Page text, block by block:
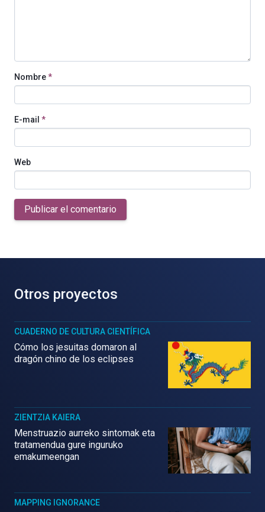
Nombre*
E-mail *
Web
Publicar el comentario
Otros proyectos
CUADERNO DE CULTURA CIENTÍFICA
Cómo los jesuitas domaron al
dragón chino de los eclipses
ZIENTZIA KAIERA
Menstruazio aurreko sintomak eta
tratamendua gure inguruko
emakumeengan
MAPPING IGNORANCE